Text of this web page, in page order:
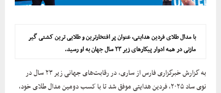
با مدال طلای فردین هدایتی، عنوان پر افتخارترین و طلایی ترین کشتی گیر
مازنی در همه ادوار پیکارهای زیر ۲۳ سال جهان به او رسید.
به گزارش خبرگزاری فارس از ساری، در رقابت‌های جهانی زیر ۲۳ سال در
نوی ساد ۲۰۲۵، فردین هدایتی موفق شد تا با کسب دومین مدال طلای خود،